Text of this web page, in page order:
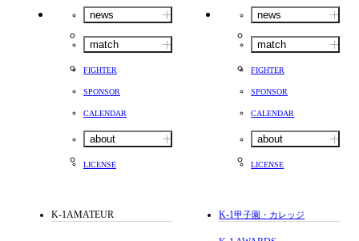
news
match
FIGHTER
SPONSOR
CALENDAR
about
LICENSE
news
match
FIGHTER
SPONSOR
CALENDAR
about
LICENSE
K-1AMATEUR K-1甲子園・カレッジ